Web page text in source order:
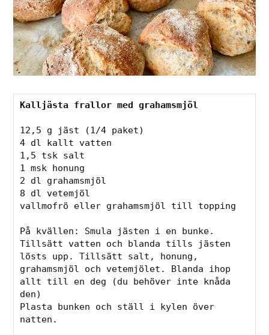
Kalljästa frallor med grahamsmjöl
12,5 g jäst (1/4 paket)
4 dl kallt vatten
1,5 tsk salt
1 msk honung
2 dl grahamsmjöl
8 dl vetemjöl
vallmofrö eller grahamsmjöl till topping
På kvällen: Smula jästen i en bunke.
Tillsätt vatten och blanda tills jästen
lösts upp. Tillsätt salt, honung,
grahamsmjöl och vetemjölet. Blanda ihop
allt till en deg (du behöver inte knåda
den)
Plasta bunken och ställ i kylen över
natten.